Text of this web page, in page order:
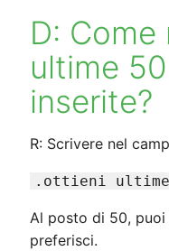
D: Come
ultime
inserite?
R: Scrivere nel
.ottieni
Al posto di 50, puoi
preferisci.